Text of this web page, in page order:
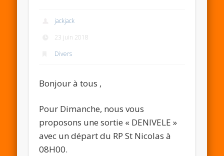
jackjack
23 juin 2018
Divers
Bonjour à tous ,
Pour Dimanche, nous vous
proposons une sortie « DENIVELE »
avec un départ du RP St Nicolas à
08H00.